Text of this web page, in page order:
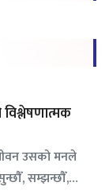
विश्लेषणात्मक
उसको मनले
सम्झन्छौँ,…